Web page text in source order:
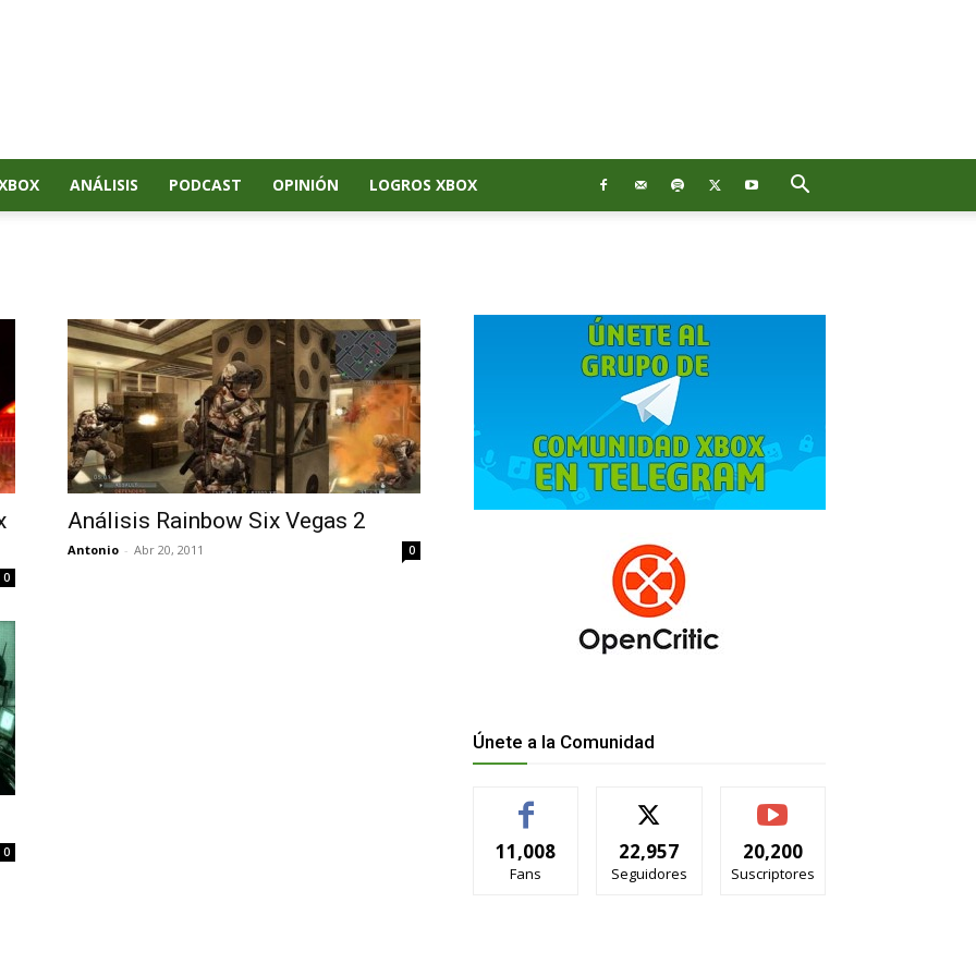
ANÁLISIS PODCAST OPINIÓN LOGROS XBOX
0
Análisis Rainbow Six Vegas 2
Antonio - Abr 20, 2011 0
0
Únete a la Comunidad
11,008
Fans
22,957
Seguidores
20,200
Suscriptores